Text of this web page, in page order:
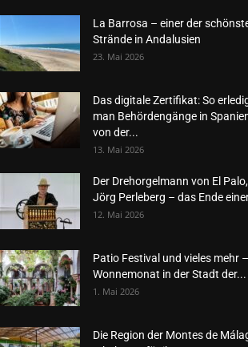
La Barrosa – einer der
Strände in Andalusien
23. Mai 2026
Das digitale Zertifikat: So
man Behördengänge in
von der...
13. Mai 2026
Der Drehorgelmann von El Palo,
Jörg Perleberg – das Ende
12. Mai 2026
Patio Festival und vieles mehr –
Wonnemonat in der Stadt der...
1. Mai 2026
Die Region der Montes de